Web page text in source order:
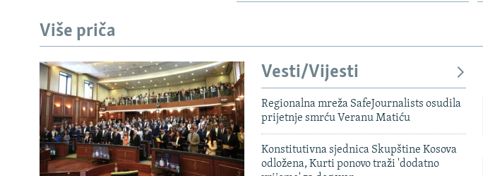
Više priča
Vesti/Vijesti
Regionalna mreža SafeJournalists osudila
prijetnje smrću Veranu Matiću
Konstitutivna sjednica Skupštine Kosova
odložena, Kurti ponovo traži 'dodatno